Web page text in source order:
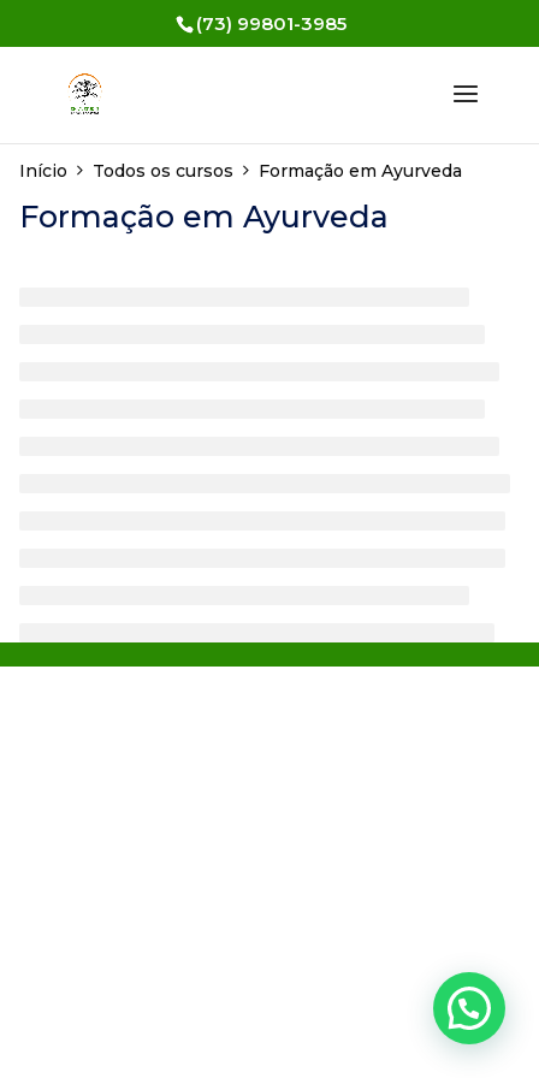
(73) 99801-3985
Início Todos os cursos Formação em Ayurveda
Formação em Ayurveda